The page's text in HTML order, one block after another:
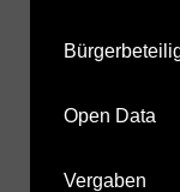
Open Data
Vergaben